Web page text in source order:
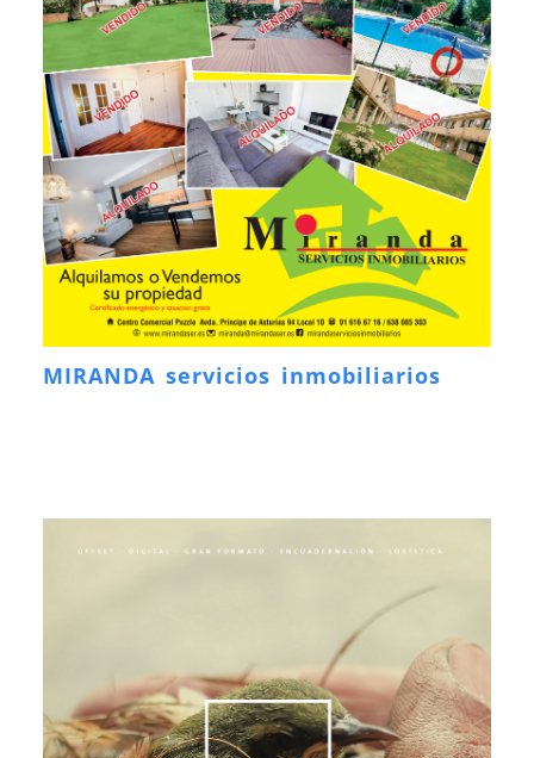
MIRANDA servicios inmobiliarios